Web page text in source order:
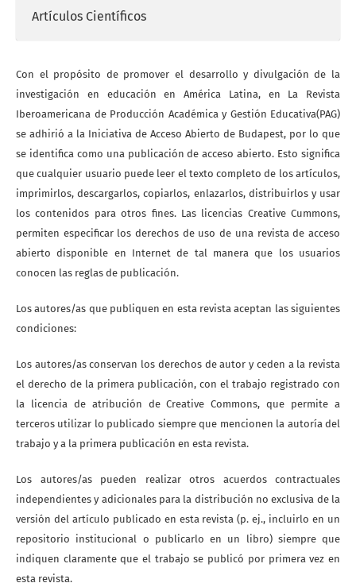
Artículos Científicos
Con el propósito de promover el desarrollo y divulgación de la
investigación en educación en América Latina, en La Revista
Iberoamericana de Producción Académica y Gestión Educativa(PAG)
se adhirió a la Iniciativa de Acceso Abierto de Budapest, por lo que
se identifica como una publicación de acceso abierto. Esto significa
que cualquier usuario puede leer el texto completo de los artículos,
imprimirlos, descargarlos, copiarlos, enlazarlos, distribuirlos y usar
los contenidos para otros fines. Las licencias Creative Cummons,
permiten especificar los derechos de uso de una revista de acceso
abierto disponible en Internet de tal manera que los usuarios
conocen las reglas de publicación.
Los autores/as que publiquen en esta revista aceptan las siguientes
condiciones:
Los autores/as conservan los derechos de autor y ceden a la revista
el derecho de la primera publicación, con el trabajo registrado con
la licencia de atribución de Creative Commons, que permite a
terceros utilizar lo publicado siempre que mencionen la autoría del
trabajo y a la primera publicación en esta revista.
Los autores/as pueden realizar otros acuerdos contractuales
independientes y adicionales para la distribución no exclusiva de la
versión del artículo publicado en esta revista (p. ej., incluirlo en un
repositorio institucional o publicarlo en un libro) siempre que
indiquen claramente que el trabajo se publicó por primera vez en
esta revista.